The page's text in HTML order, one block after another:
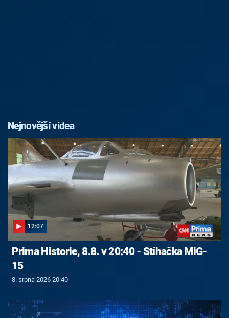
Nejnovější videa
12:07
Prima Historie, 8.8. v 20:40 - Stíhačka MiG-
15
8. srpna 2026 20:40